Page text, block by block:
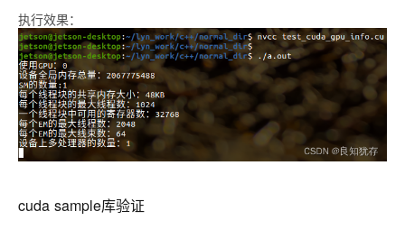
执行效果：
cuda sample库验证